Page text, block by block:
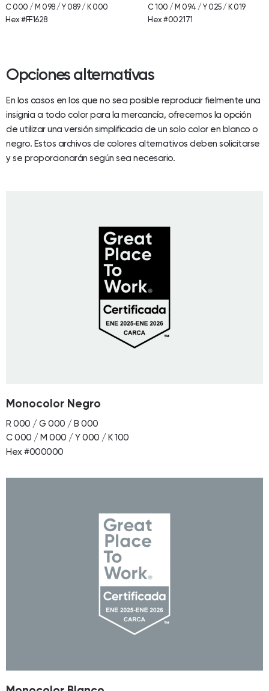
C 000 / M 098 / Y 089 / K 000
Hex #FF1628
C 100 / M 094 / Y 025 / K 019
Hex #002171
Opciones alternativas
En los casos en los que no sea posible reproducir fielmente una
insignia a todo color para la mercancía, ofrecemos la opción
de utilizar una versión simplificada de un solo color en blanco o
negro. Estos archivos de colores alternativos deben solicitarse
y se proporcionarán según sea necesario.
Monocolor Negro
R 000 / G 000 / B 000
C 000 / M 000 / Y 000 / K 100
Hex #000000